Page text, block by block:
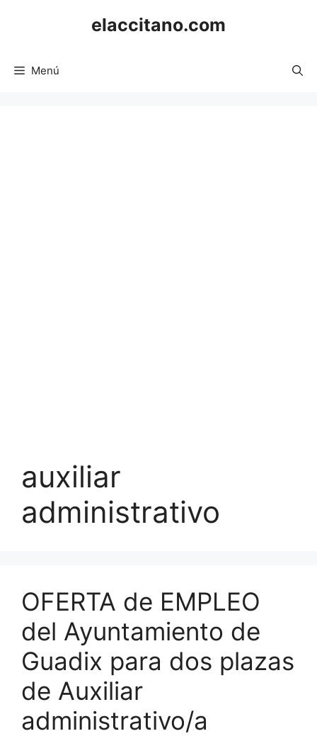
elaccitano.com
Menú
auxiliar
administrativo
OFERTA de EMPLEO
del Ayuntamiento de
Guadix para dos plazas
de Auxiliar
administrativo/a